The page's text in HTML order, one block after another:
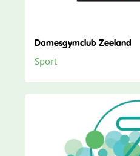
Damesgymclub Zeeland
Sport